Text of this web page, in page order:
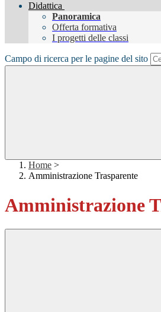
Didattica
Panoramica
Offerta formativa
I progetti delle classi
Campo di ricerca per le pagine del sito
Home >
Amministrazione Trasparente
Amministrazione